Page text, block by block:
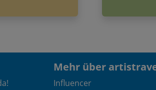
Mehr über
Influencer